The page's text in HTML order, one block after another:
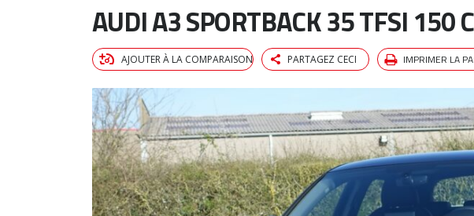
AUDI A3 SPORTBACK 35 TFSI 150
AJOUTER À LA COMPARAISON PARTAGEZ CECI IMPRIMER LA